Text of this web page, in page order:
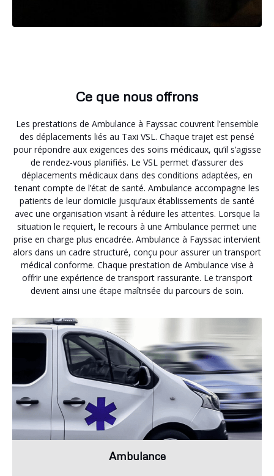
Ce que nous offrons
Les prestations de Ambulance à Fayssac couvrent l’ensemble
des déplacements liés au Taxi VSL. Chaque trajet est pensé
pour répondre aux exigences des soins médicaux, qu’il s’agisse
de rendez-vous planifiés. Le VSL permet d’assurer des
déplacements médicaux dans des conditions adaptées, en
tenant compte de l’état de santé. Ambulance accompagne les
patients de leur domicile jusqu’aux établissements de santé
avec une organisation visant à réduire les attentes. Lorsque la
situation le requiert, le recours à une Ambulance permet une
prise en charge plus encadrée. Ambulance à Fayssac intervient
alors dans un cadre structuré, conçu pour assurer un transport
médical conforme. Chaque prestation de Ambulance vise à
offrir une expérience de transport rassurante. Le transport
devient ainsi une étape maîtrisée du parcours de soin.
Ambulance